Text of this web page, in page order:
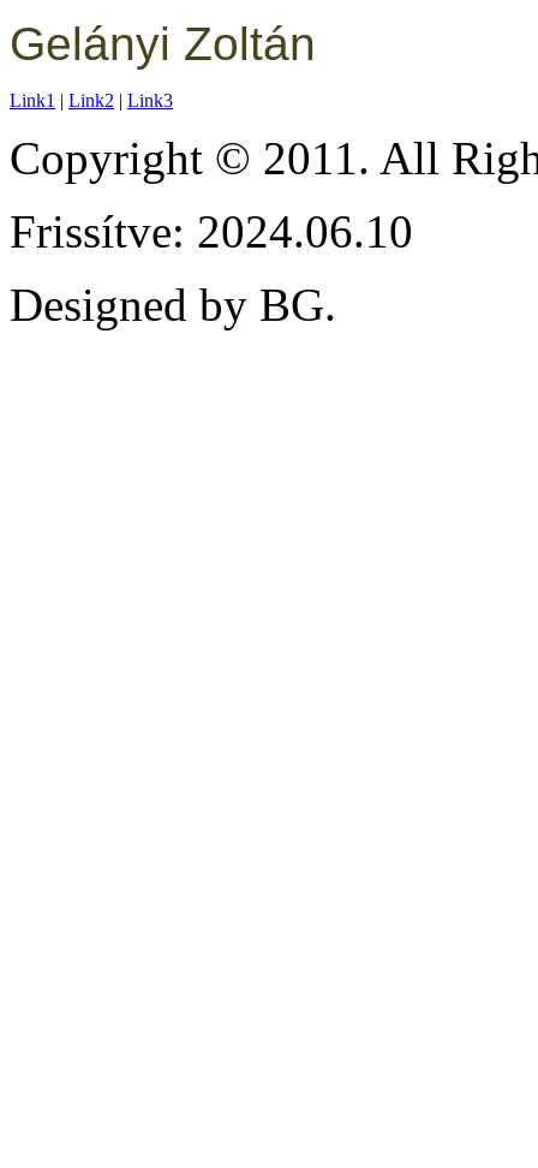
Gelányi Zoltán
Link1 | Link2 | Link3
Copyright © 2011. All
Frissítve: 2024.06.10
Designed by BG.